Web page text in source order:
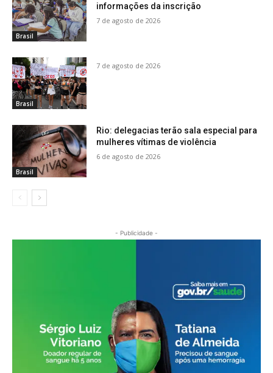
Brasil
informações da inscrição
7 de agosto de 2026
Brasil
7 de agosto de 2026
Brasil
Rio: delegacias terão sala especial para
mulheres vítimas de violência
6 de agosto de 2026
- Publicidade -